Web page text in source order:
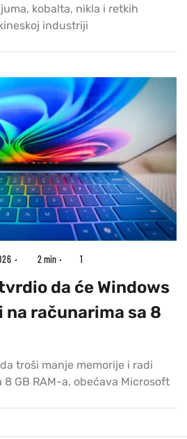
kobalta, nikla i retkih
industriji
2 min 1
da će Windows
na računarima sa 8
troši manje memorije i radi
GB RAM-a, obećava Microsoft